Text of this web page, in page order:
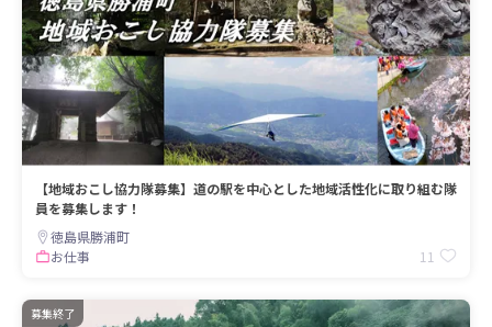
【地域おこし協力隊募集】道の駅を中心とした地域活性化に取り組む隊
員を募集します！
徳島県勝浦町
お仕事
11
募集終了